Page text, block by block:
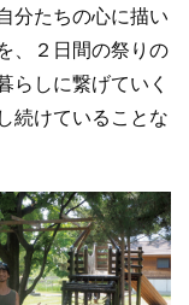
分たちの心に描い
、２日間の祭りの
らしに繋げていく
続けていることな